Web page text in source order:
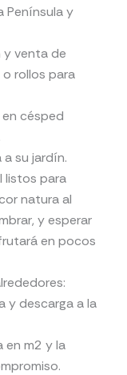
Península y
y venta de
rollos para
césped
su jardín.
listos para
natura al
y esperar
en pocos
y descarga a la
en m2 y la